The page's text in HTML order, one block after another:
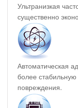
Ультранизкая
существенно
Автоматическая
более
повреждения.